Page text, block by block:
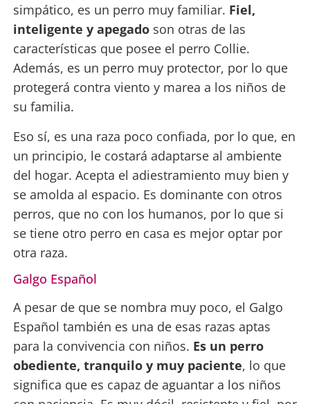
simpático, es un perro muy familiar. Fiel,
inteligente y apegadoson otras de las
características que posee el perro Collie.
Además, es un perro muy protector, por lo que
protegerá contra viento y marea a los niños de
su familia.
Eso sí, es una raza poco confiada, por lo que, en
un principio, le costará adaptarse al ambiente
del hogar. Acepta el adiestramiento muy bien y
se amolda al espacio. Es dominante con otros
perros, que no con los humanos, por lo que si
se tiene otro perro en casa es mejor optar por
otra raza.
Galgo Español
A pesar de que se nombra muy poco, el Galgo
Español también es una de esas razas aptas
para la convivencia con niños. Es un perro
obediente, tranquilo y muy paciente, lo que
significa que es capaz de aguantar a los niños